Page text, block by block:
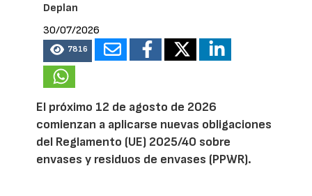
Deplan
30/07/2026
7816
El próximo 12 de agosto de 2026
comienzan a aplicarse nuevas obligaciones
del Reglamento (UE) 2025/40 sobre
envases y residuos de envases (PPWR).